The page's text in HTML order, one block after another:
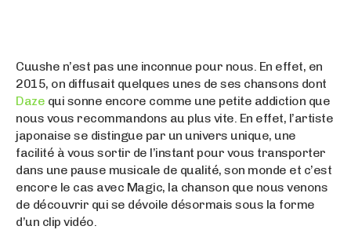
Cuushe n’est pas une inconnue pour nous. En effet, en
2015, on diffusait quelques unes de ses chansons dont
Daze qui sonne encore comme une petite addiction que
nous vous recommandons au plus vite. En effet, l’artiste
japonaise se distingue par un univers unique, une
facilité à vous sortir de l’instant pour vous transporter
dans une pause musicale de qualité, son monde et c’est
encore le cas avec Magic, la chanson que nous venons
de découvrir qui se dévoile désormais sous la forme
d’un clip vidéo.